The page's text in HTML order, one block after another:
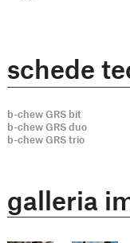
schede
b-chew GRS bit
b-chew GRS duo
b-chew GRS trio
galleria